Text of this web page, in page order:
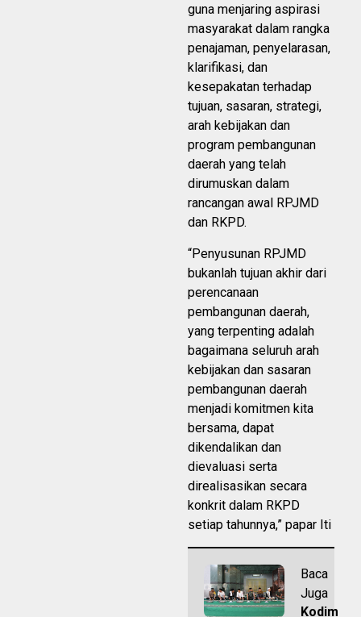
guna menjaring aspirasi
masyarakat dalam rangka
penajaman, penyelarasan,
klarifikasi, dan
kesepakatan terhadap
tujuan, sasaran, strategi,
arah kebijakan dan
program pembangunan
daerah yang telah
dirumuskan dalam
rancangan awal RPJMD
dan RKPD.
“Penyusunan RPJMD
bukanlah tujuan akhir dari
perencanaan
pembangunan daerah,
yang terpenting adalah
bagaimana seluruh arah
kebijakan dan sasaran
pembangunan daerah
menjadi komitmen kita
bersama, dapat
dikendalikan dan
dievaluasi serta
direalisasikan secara
konkrit dalam RKPD
setiap tahunnya,” papar Iti
Baca
Juga
Kodim